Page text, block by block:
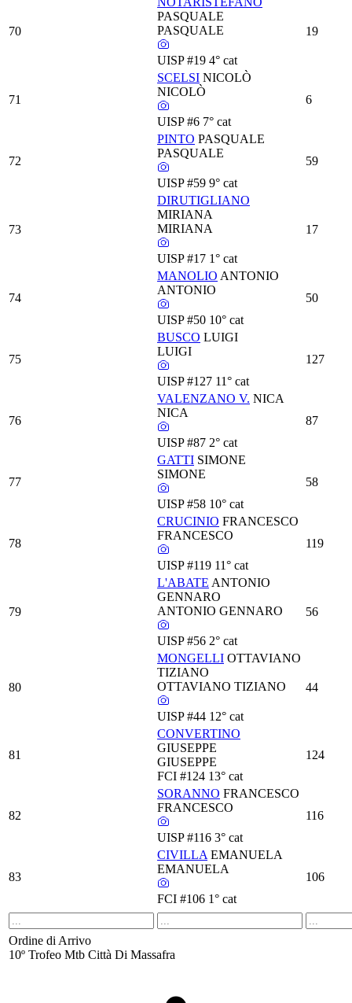
70
PASQUALE
PASQUALE
UISP #19 4° cat
19
71
SCELSI NICOLÒ
NICOLÒ
UISP #6 7° cat
6
72
PINTO PASQUALE
PASQUALE
UISP #59 9° cat
59
73
DIRUTIGLIANO
MIRIANA
MIRIANA
UISP #17 1° cat
17
74
MANOLIO ANTONIO
ANTONIO
UISP #50 10° cat
50
75
BUSCO LUIGI
LUIGI
UISP #127 11° cat
127
76
VALENZANO V. NICA
NICA
UISP #87 2° cat
87
77
GATTI SIMONE
SIMONE
UISP #58 10° cat
58
78
CRUCINIO FRANCESCO
FRANCESCO
UISP #119 11° cat
119
79
L'ABATE ANTONIO
GENNARO
ANTONIO GENNARO
UISP #56 2° cat
56
80
MONGELLI OTTAVIANO
TIZIANO
OTTAVIANO TIZIANO
UISP #44 12° cat
44
81
CONVERTINO
GIUSEPPE
GIUSEPPE
FCI #124 13° cat
124
82
SORANNO FRANCESCO
FRANCESCO
UISP #116 3° cat
116
83
CIVILLA EMANUELA
EMANUELA
FCI #106 1° cat
106
Ordine di Arrivo
10º Trofeo Mtb Città Di Massafra